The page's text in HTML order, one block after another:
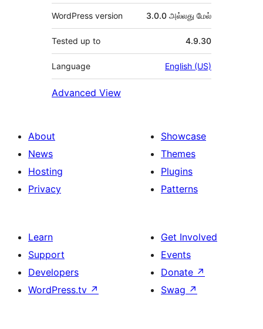
WordPress version 3.0.0 அல்லது மேல்
Tested up to 4.9.30
Language English (US)
Advanced View
About
News
Hosting
Privacy
Showcase
Themes
Plugins
Patterns
Learn
Support
Developers
WordPress.tv ↗
Get Involved
Events
Donate ↗
Swag ↗